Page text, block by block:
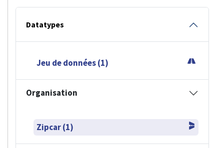
Datatypes
Jeu de données (1)
Organisation
Zipcar (1)